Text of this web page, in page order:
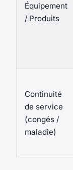
Équipement
/ Produits
Continuité
de service
(congés /
maladie)